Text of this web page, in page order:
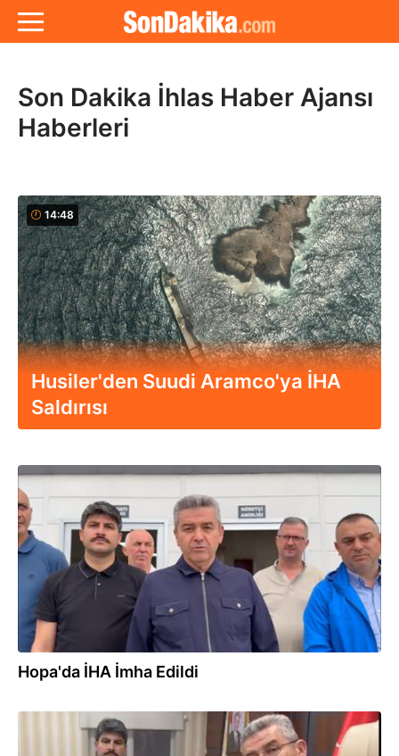
Son Dakika İhlas Haber Ajansı
Haberleri
14:48
Husiler'den Suudi Aramco'ya İHA
Saldırısı
Hopa'da İHA İmha Edildi